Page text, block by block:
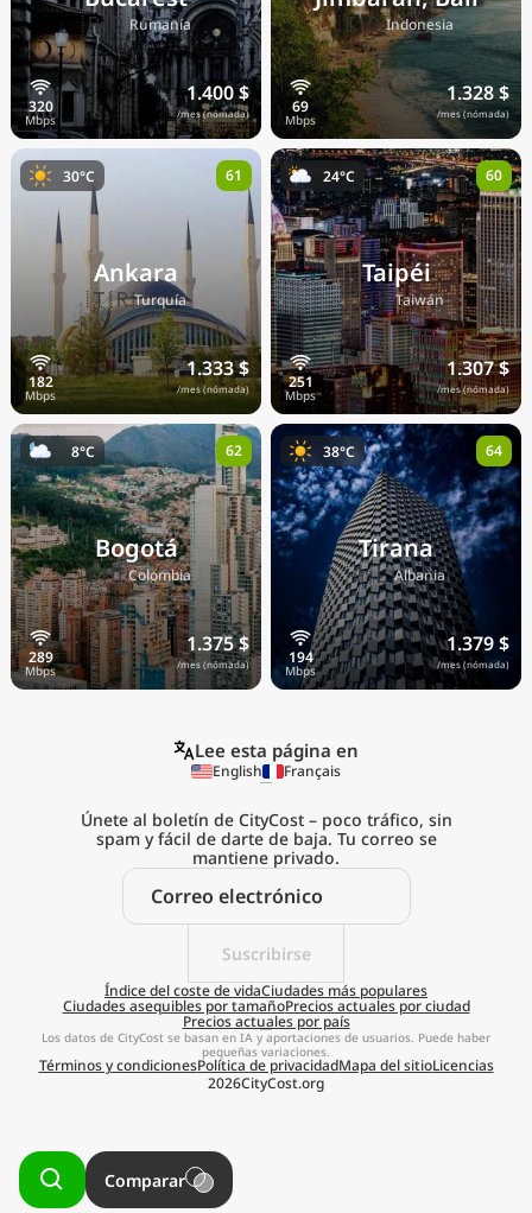
🇷🇴Rumanía
1.400 $
/mes (nómada)
🇮🇩Indonesia
1.328 $
/mes (nómada)
Ankara
🇹🇷Turquía
1.333 $
/mes (nómada)
30°C 61
Taipéi
🇹🇼Taiwán
1.307 $
/mes (nómada)
24°C 60
Bogotá
🇨🇴Colombia
1.375 $
/mes (nómada)
8°C 62
Tirana
🇦🇱Albania
1.379 $
/mes (nómada)
38°C 64
Explora el
coste de vida real
estés donde estés
Obtener aplicación
Recordármelo más tarde
Lee esta página en
English Français
Suscribirse
Únete al boletín de CityCost – poco tráfico, sin
spam y fácil de darte de baja. Tu correo se
mantiene privado.
Índice del coste de vidaCiudades más populares
Ciudades asequibles por tamañoPrecios actuales por ciudad
Precios actuales por país
2026CityCost.org
Términos y condicionesPolítica de privacidadMapa del sitioLicencias
Los datos de CityCost se basan en IA y aportaciones de usuarios. Puede haber
pequeñas variaciones.
Comparar